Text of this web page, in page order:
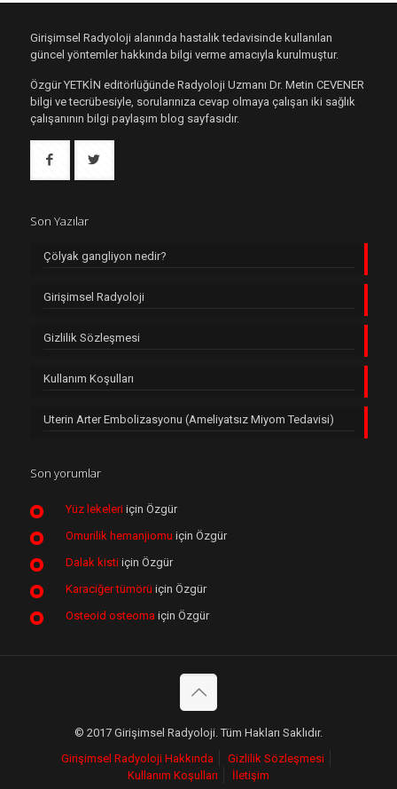
Girişimsel Radyoloji alanında hastalık tedavisinde kullanılan
güncel yöntemler hakkında bilgi verme amacıyla kurulmuştur.
Özgür YETKİN editörlüğünde Radyoloji Uzmanı Dr. Metin CEVENER
bilgi ve tecrübesiyle, sorularınıza cevap olmaya çalışan iki sağlık
çalışanının bilgi paylaşım blog sayfasıdır.
Son Yazılar
Çölyak gangliyon nedir?
Girişimsel Radyoloji
Gizlilik Sözleşmesi
Kullanım Koşulları
Uterin Arter Embolizasyonu (Ameliyatsız Miyom Tedavisi)
Son yorumlar
Yüz lekeleriiçin Özgür
Omurilik hemanjiomu için Özgür
Dalak kistiiçin Özgür
Karaciğer tümörü için Özgür
Osteoid osteoma için Özgür
© 2017 Girişimsel Radyoloji. Tüm Hakları Saklıdır.
Girişimsel Radyoloji Hakkında
Gizlilik Sözleşmesi
Kullanım Koşulları
İletişim